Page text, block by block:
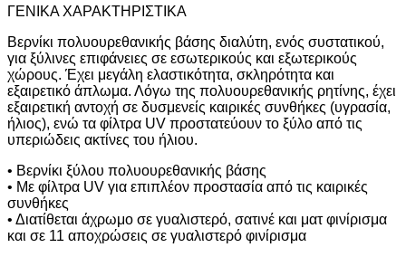
ΓΕΝΙΚΑ ΧΑΡΑΚΤΗΡΙΣΤΙΚΑ
Βερνίκι πολυουρεθανικής βάσης διαλύτη, ενός συστατικού,
για ξύλινες επιφάνειες σε εσωτερικούς και εξωτερικούς
χώρους. Έχει μεγάλη ελαστικότητα, σκληρότητα και
εξαιρετικό άπλωμα. Λόγω της πολυουρεθανικής ρητίνης, έχει
εξαιρετική αντοχή σε δυσμενείς καιρικές συνθήκες (υγρασία,
ήλιος), ενώ τα φίλτρα UV προστατεύουν το ξύλο από τις
υπεριώδεις ακτίνες του ήλιου.
• Βερνίκι ξύλου πολυουρεθανικής βάσης
• Με φίλτρα UV για επιπλέον προστασία από τις καιρικές
συνθήκες
• Διατίθεται άχρωμο σε γυαλιστερό, σατινέ και ματ φινίρισμα
και σε 11 αποχρώσεις σε γυαλιστερό φινίρισμα